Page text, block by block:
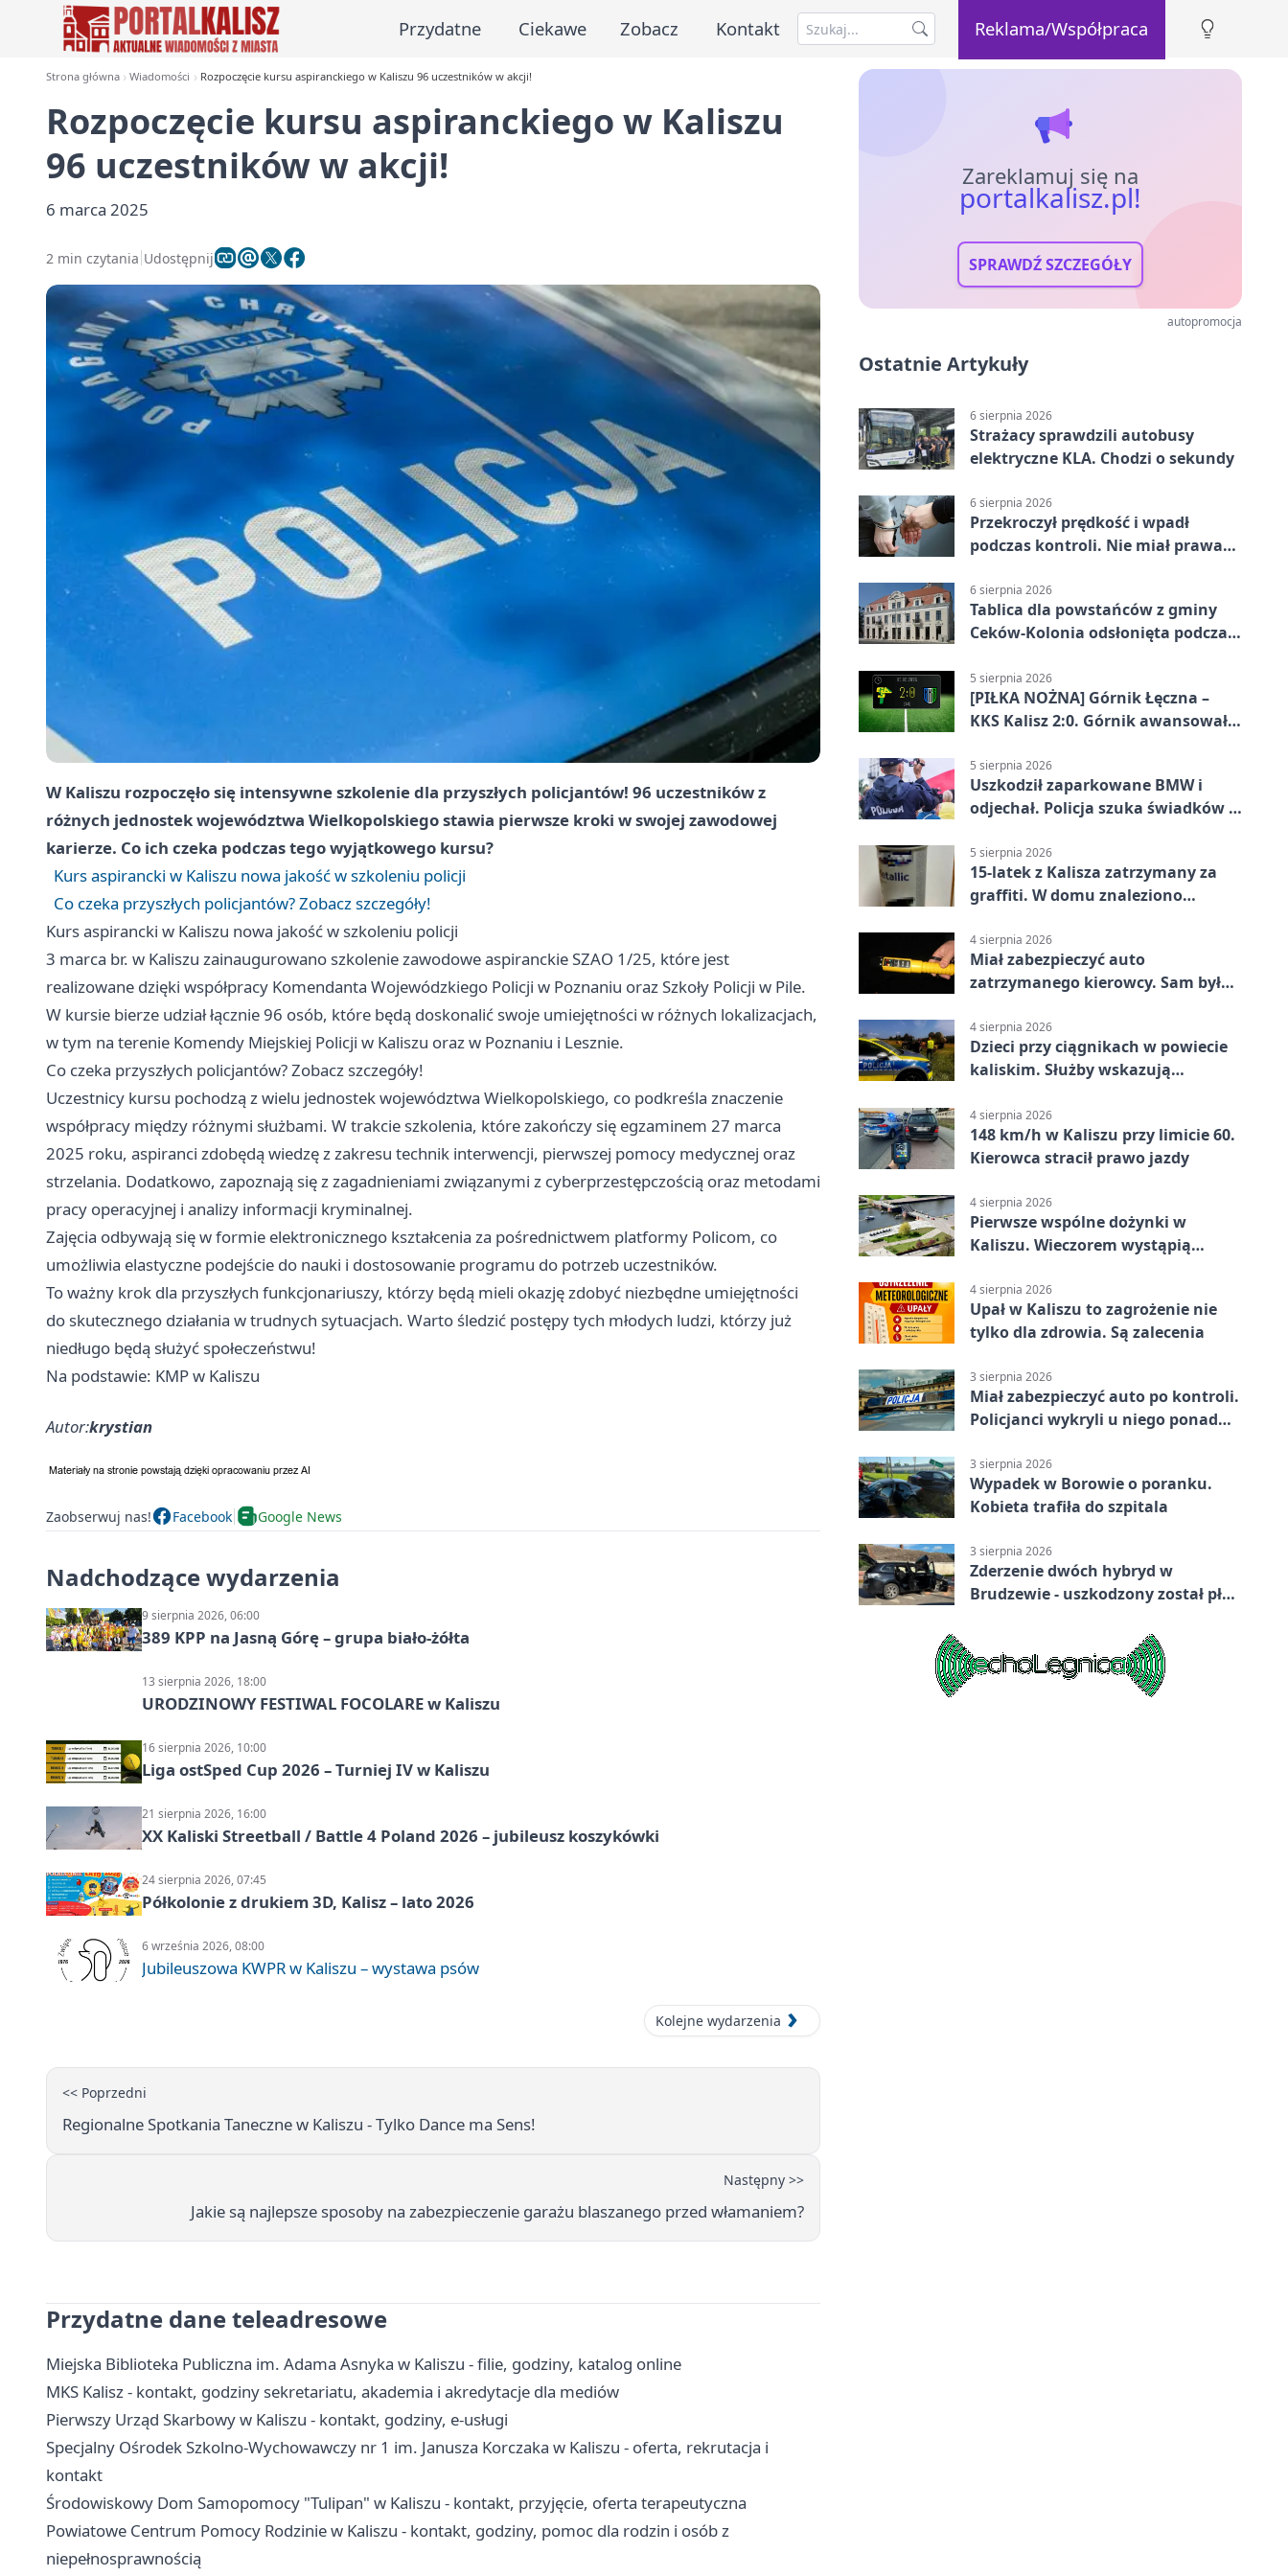
Przydatne Ciekawe Zobacz Kontakt Reklama/Współpraca
Strona główna Wiadomości Rozpoczęcie kursu aspiranckiego w Kaliszu 96 uczestników w akcji!
Rozpoczęcie kursu aspiranckiego w Kaliszu
96 uczestników w akcji!
6 marca 2025
2 min czytania Udostępnij
W Kaliszu rozpoczęło się intensywne szkolenie dla przyszłych policjantów! 96 uczestników z
różnych jednostek województwa Wielkopolskiego stawia pierwsze kroki w swojej zawodowej
karierze. Co ich czeka podczas tego wyjątkowego kursu?
Kurs aspirancki w Kaliszu nowa jakość w szkoleniu policji
Co czeka przyszłych policjantów? Zobacz szczegóły!
Kurs aspirancki w Kaliszu nowa jakość w szkoleniu policji
3 marca br. w Kaliszu zainaugurowano szkolenie zawodowe aspiranckie SZAO 1/25, które jest
realizowane dzięki współpracy Komendanta Wojewódzkiego Policji w Poznaniu oraz Szkoły Policji w Pile.
W kursie bierze udział łącznie 96 osób, które będą doskonalić swoje umiejętności w różnych lokalizacjach,
w tym na terenie Komendy Miejskiej Policji w Kaliszu oraz w Poznaniu i Lesznie.
Co czeka przyszłych policjantów? Zobacz szczegóły!
Uczestnicy kursu pochodzą z wielu jednostek województwa Wielkopolskiego, co podkreśla znaczenie
współpracy między różnymi służbami. W trakcie szkolenia, które zakończy się egzaminem 27 marca
2025 roku, aspiranci zdobędą wiedzę z zakresu technik interwencji, pierwszej pomocy medycznej oraz
strzelania. Dodatkowo, zapoznają się z zagadnieniami związanymi z cyberprzestępczością oraz metodami
pracy operacyjnej i analizy informacji kryminalnej.
Zajęcia odbywają się w formie elektronicznego kształcenia za pośrednictwem platformy Policom, co
umożliwia elastyczne podejście do nauki i dostosowanie programu do potrzeb uczestników.
To ważny krok dla przyszłych funkcjonariuszy, którzy będą mieli okazję zdobyć niezbędne umiejętności
do skutecznego działania w trudnych sytuacjach. Warto śledzić postępy tych młodych ludzi, którzy już
niedługo będą służyć społeczeństwu!
Na podstawie: KMP w Kaliszu
Autor:krystian
Zaobserwuj nas! Facebook Google News
Nadchodzące wydarzenia
9 sierpnia 2026, 06:00
389 KPP na Jasną Górę – grupa biało-żółta
13 sierpnia 2026, 18:00
URODZINOWY FESTIWAL FOCOLARE w Kaliszu
16 sierpnia 2026, 10:00
Liga ostSped Cup 2026 – Turniej IV w Kaliszu
21 sierpnia 2026, 16:00
XX Kaliski Streetball / Battle 4 Poland 2026 – jubileusz koszykówki
24 sierpnia 2026, 07:45
Półkolonie z drukiem 3D, Kalisz – lato 2026
6 września 2026, 08:00
Jubileuszowa KWPR w Kaliszu – wystawa psów
Kolejne wydarzenia
<< Poprzedni
Regionalne Spotkania Taneczne w Kaliszu - Tylko Dance ma Sens!
Następny >>
Jakie są najlepsze sposoby na zabezpieczenie garażu blaszanego przed włamaniem?
Przydatne dane teleadresowe
Miejska Biblioteka Publiczna im. Adama Asnyka w Kaliszu - filie, godziny, katalog online
MKS Kalisz - kontakt, godziny sekretariatu, akademia i akredytacje dla mediów
Pierwszy Urząd Skarbowy w Kaliszu - kontakt, godziny, e-usługi
Specjalny Ośrodek Szkolno-Wychowawczy nr 1 im. Janusza Korczaka w Kaliszu - oferta, rekrutacja i
kontakt
Środowiskowy Dom Samopomocy "Tulipan" w Kaliszu - kontakt, przyjęcie, oferta terapeutyczna
Powiatowe Centrum Pomocy Rodzinie w Kaliszu - kontakt, godziny, pomoc dla rodzin i osób z
niepełnosprawnością
Zareklamuj się na
portalkalisz.pl!
SPRAWDŹ SZCZEGÓŁY
autopromocja
Ostatnie Artykuły
6 sierpnia 2026
Strażacy sprawdzili autobusy
elektryczne KLA. Chodzi o sekundy
6 sierpnia 2026
Przekroczył prędkość i wpadł
podczas kontroli. Nie miał prawa
6 sierpnia 2026
Tablica dla powstańców z gminy
Ceków-Kolonia odsłonięta podczas
5 sierpnia 2026
[PIŁKA NOŻNA] Górnik Łęczna –
KKS Kalisz 2:0. Górnik awansował
5 sierpnia 2026
Uszkodził zaparkowane BMW i
odjechał. Policja szuka świadków w
5 sierpnia 2026
15-latek z Kalisza zatrzymany za
graffiti. W domu znaleziono
4 sierpnia 2026
Miał zabezpieczyć auto
zatrzymanego kierowcy. Sam był
4 sierpnia 2026
Dzieci przy ciągnikach w powiecie
kaliskim. Służby wskazują
4 sierpnia 2026
148 km/h w Kaliszu przy limicie 60.
Kierowca stracił prawo jazdy
4 sierpnia 2026
Pierwsze wspólne dożynki w
Kaliszu. Wieczorem wystąpią
4 sierpnia 2026
Upał w Kaliszu to zagrożenie nie
tylko dla zdrowia. Są zalecenia
3 sierpnia 2026
Miał zabezpieczyć auto po kontroli.
Policjanci wykryli u niego ponad
3 sierpnia 2026
Wypadek w Borowie o poranku.
Kobieta trafiła do szpitala
3 sierpnia 2026
Zderzenie dwóch hybryd w
Brudzewie - uszkodzony został płot